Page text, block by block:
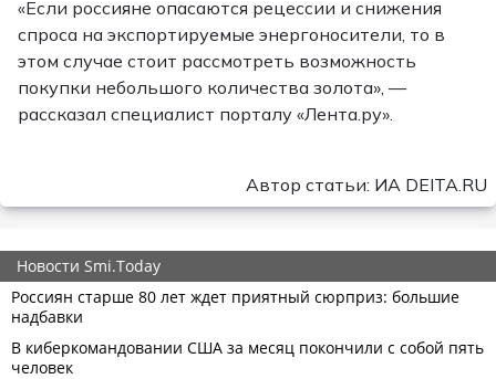
«Если россияне опасаются рецессии и снижения
спроса на экспортируемые энергоносители, то в
этом случае стоит рассмотреть возможность
покупки небольшого количества золота», —
рассказал специалист порталу «Лента.ру».
Автор статьи: ИА DEITA.RU